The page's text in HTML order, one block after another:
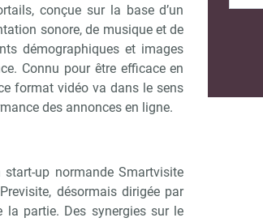
conçue sur la base d’un
sonore, de musique et de
démographiques et images
Connu pour être efficace en
format vidéo va dans le sens
des annonces en ligne.
up normande Smartvisite
désormais dirigée par
la partie. Des synergies sur le
déjà ! Je déciderai plus tard